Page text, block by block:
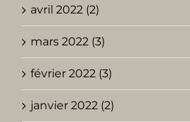
avril 2022 (2)
mars 2022 (3)
février 2022 (3)
janvier 2022 (2)